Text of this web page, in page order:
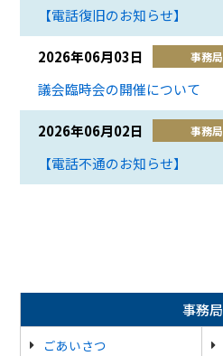
【電話復旧のお知らせ】
2026年06月03日 事務局
議会臨時会の開催について
2026年06月02日 事務局
【電話不通のお知らせ】
事務局
ごあいさつ